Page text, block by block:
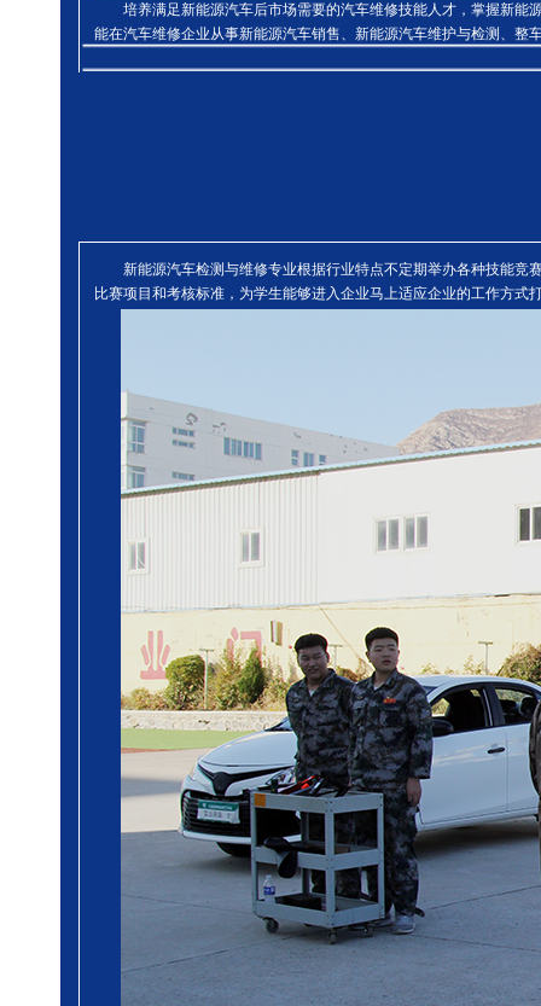
培养满足新能源汽车后市场需要的汽车维修技能人才，掌握新
能在汽车维修企业从事新能源汽车销售、新能源汽车维护与检测、
新能源汽车检测与维修专业根据行业特点不定期举办各种技能
比赛项目和考核标准，为学生能够进入企业马上适应企业的工作方式